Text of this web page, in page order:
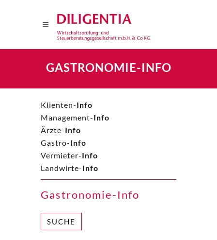
GASTRONOMIE-INFO
Klienten-Info
Management-Info
Ärzte-Info
Gastro-Info
Vermieter-Info
Landwirte-Info
Gastronomie-Info
SUCHE